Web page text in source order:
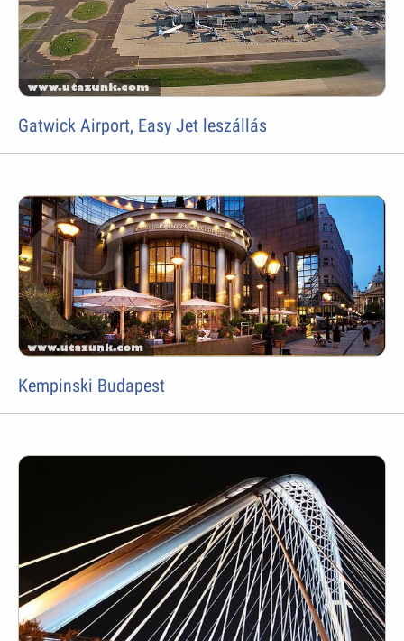
Gatwick Airport, Easy Jet leszállás
Kempinski Budapest